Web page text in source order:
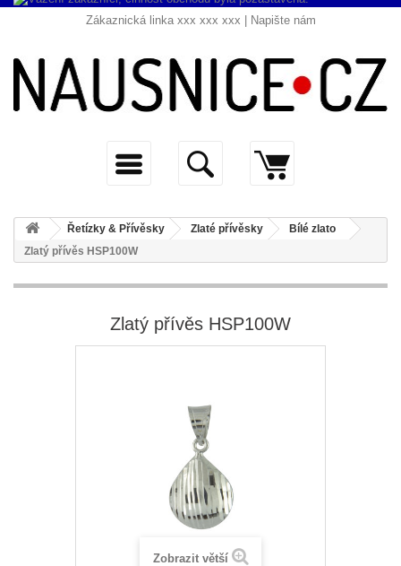
Zákaznická linka xxx xxx xxx | Napište nám
Řetízky & Přívěsky Zlaté přívěsky
Bílé zlato
Zlatý přívěs HSP100W
Zlatý přívěs HSP100W
Zobrazit větší